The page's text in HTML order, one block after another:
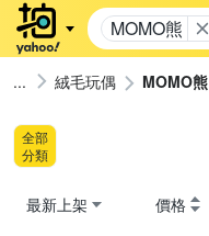
MOMO熊
絨毛玩偶 MOMO熊
全部
分類
最新上架 價格